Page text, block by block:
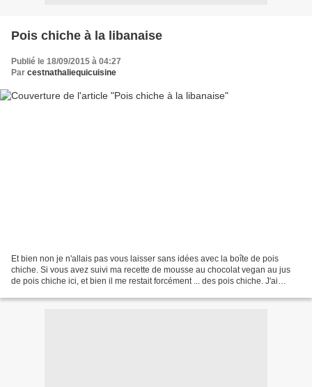
Pois chiche à la libanaise
Publié le 18/09/2015 à 04:27
Par cestnathaliequicuisine
Et bien non je n'allais pas vous laisser sans idées avec la boîte de pois
chiche. Si vous avez suivi ma recette de mousse au chocolat vegan au jus
de pois chiche ici, et bien il me restait forcément ... des pois chiche. J'ai